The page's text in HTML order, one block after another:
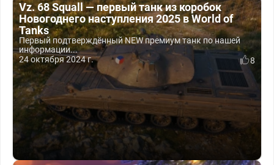
Vz. 68 Squall — первый танк из коробок
Новогоднего наступления 2025 в World of
Tanks
Первый подтверждённый NEW премиум танк по нашей
информации...
24 октября 2024 г.
8